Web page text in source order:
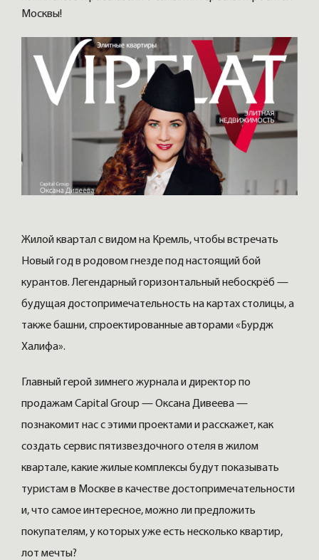
Москвы!
Жилой квартал с видом на Кремль, чтобы встречать
Новый год в родовом гнезде под настоящий бой
курантов. Легендарный горизонтальный небоскрёб —
будущая достопримечательность на картах столицы, а
также башни, спроектированные авторами «Бурдж
Халифа».
Главный герой зимнего журнала и директор по
продажам Capital Group — Оксана Дивеева —
познакомит нас с этими проектами и расскажет, как
создать сервис пятизвездочного отеля в жилом
квартале, какие жилые комплексы будут показывать
туристам в Москве в качестве достопримечательности
и, что самое интересное, можно ли предложить
покупателям, у которых уже есть несколько квартир,
лот мечты?